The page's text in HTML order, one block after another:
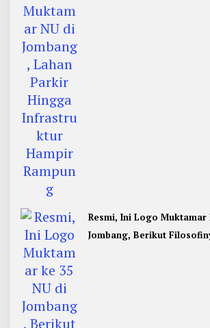
Resmi, Ini Logo Muktamar
Jombang, Berikut